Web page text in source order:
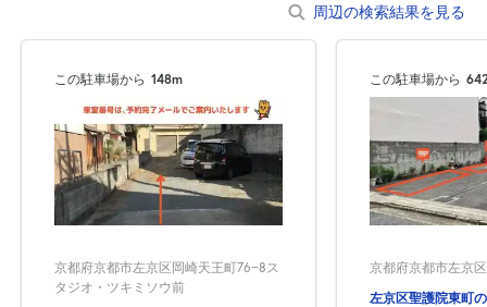
周辺の検索結果を見る
この駐車場から 148m
京都府京都市左京区岡崎天王町76−8ス
タジオ・ツキミソウ前
この駐車場から
京都府京都市左京
左京区聖護院東町